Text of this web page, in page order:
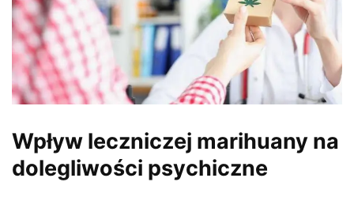
Wpływ leczniczej marihuany na
dolegliwości psychiczne